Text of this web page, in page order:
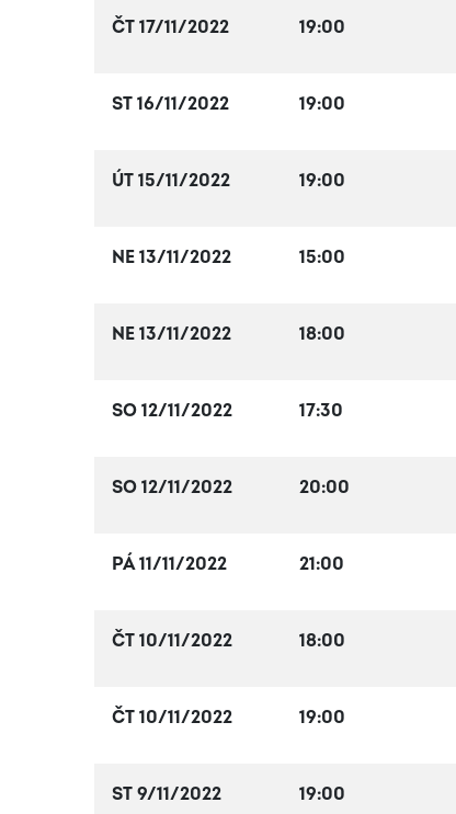
ČT 17/11/2022 19:00
ST 16/11/2022 19:00
ÚT 15/11/2022 19:00
NE 13/11/2022 15:00
NE 13/11/2022 18:00
SO 12/11/2022 17:30
SO 12/11/2022 20:00
PÁ 11/11/2022 21:00
ČT 10/11/2022 18:00
ČT 10/11/2022 19:00
ST 9/11/2022 19:00